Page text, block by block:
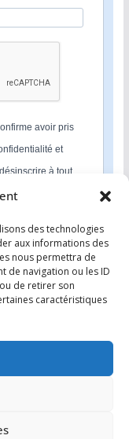
des technologies
aux informations des
nous permettra de
de navigation ou les ID
de retirer son
caractéristiques
avoir pris
et
à tout
dans nos emails.
plateforme
vous
vous allez fournir
qualité de
l’immobilier ?